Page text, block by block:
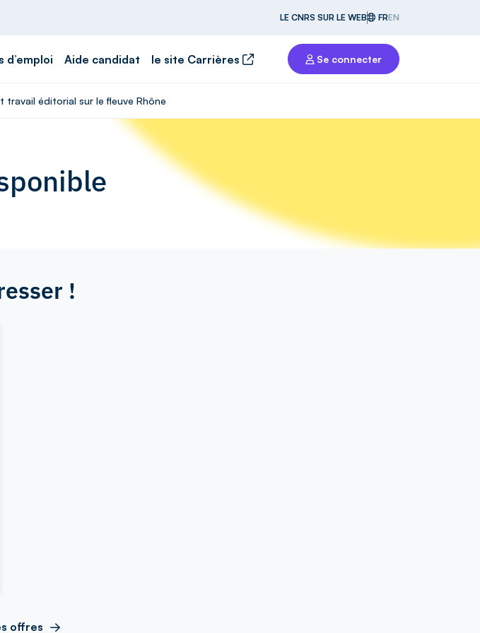
LE CNRS SUR LE WEB FREN
d’emploi Aide candidat le site Carrières Se connecter
travail éditorial sur le fleuve Rhône
!
offres